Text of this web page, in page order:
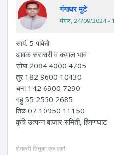
गंगाधर मुटे
मंगळ, 24/09/2024 -
सायं. 5 पावेतो
आवक सरासरी व कमाल भाव
सोया 2084 4000 4705
तुर 182 9600 10430
चना 142 6900 7290
गहु 55 2550 2685
तिळ 07 10950 11150
कृषि उत्पन्न बाजार समिती, हिंगणघाट
शेतकरी तितुका एक एक!